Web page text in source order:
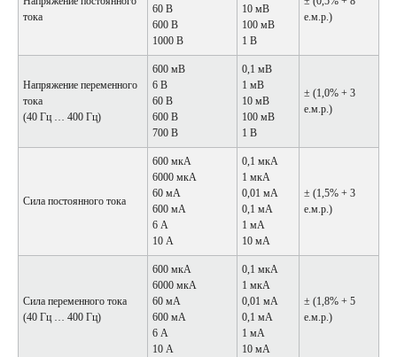
тока
60 В
600 В
1000 В
10 мВ
100 мВ
1 В
е.м.р.)
Напряжение переменного
тока
(40 Гц … 400 Гц)
600 мВ
6 В
60 В
600 В
700 В
0,1 мВ
1 мВ
10 мВ
100 мВ
1 В
± (1,0% + 3
е.м.р.)
Сила постоянного тока
600 мкА
6000 мкА
60 мА
600 мА
6 А
10 А
0,1 мкА
1 мкА
0,01 мА
0,1 мА
1 мА
10 мА
± (1,5% + 3
е.м.р.)
Сила переменного тока
(40 Гц … 400 Гц)
600 мкА
6000 мкА
60 мА
600 мА
6 А
10 А
0,1 мкА
1 мкА
0,01 мА
0,1 мА
1 мА
10 мА
± (1,8% + 5
е.м.р.)